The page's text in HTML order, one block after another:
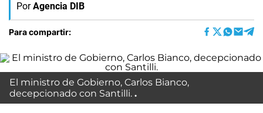
Por Agencia DIB
Para compartir:
El ministro de Gobierno, Carlos Bianco,
decepcionado con Santilli.